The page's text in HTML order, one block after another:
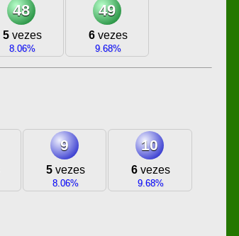
48
5 vezes
8.06%
49
6vezes
9.68%
9
5vezes
8.06%
10
6 vezes
9.68%